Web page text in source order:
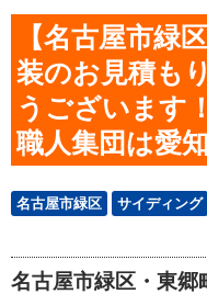
【名古屋市緑
装のお見積も
うございます
職人集団は愛
名古屋市緑区 サイディング
名古屋市緑区・東郷